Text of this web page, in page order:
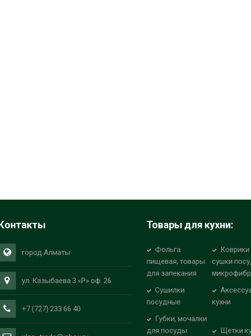
город Алматы
ул. Казыбаева 3 «Р» оф. 26
+7 (727) 233 66 40
Товары для кухни:
Фольга
пищевая, товары
для запекания
Коврики
сушки
Сушилки
посудные
кухни
Губки, мочалки
для посуды
Щетки